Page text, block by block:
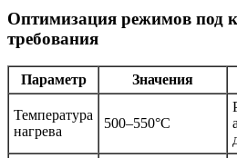
Оптимизация режимов под
требования
Параметр Значения
Температура
нагрева
500–550°C